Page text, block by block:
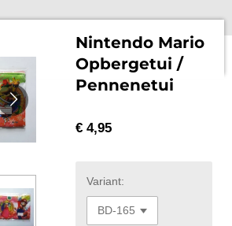
Nintendo Mario
Opbergetui /
Pennenetui
€ 4,95
Variant: